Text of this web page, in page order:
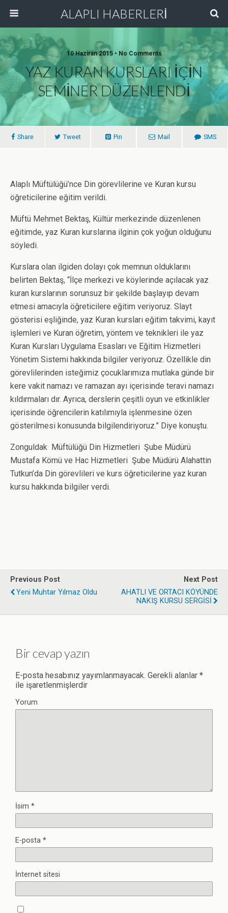
ALAPLI HABERLERİ
10 Haziran 2015 • No Comments
YAZ KURAN KURSLARI İÇİN
SEMİNER DÜZENLENDİ
Share Tweet Pin Mail SMS
Alaplı Müftülüğü’nce Din görevlilerine ve Kuran kursu
öğreticilerine eğitim verildi.
Müftü Mehmet Bektaş, Kültür merkezinde düzenlenen
eğitimde, yaz Kuran kurslarına ilginin çok yoğun olduğunu
söyledi.
Kurslara olan ilgiden dolayı çok memnun olduklarını
belirten Bektaş, “İlçe merkezi ve köylerinde açılacak yaz
kuran kurslarının sorunsuz bir şekilde başlayıp devam
etmesi amacıyla öğreticilere eğitim veriyoruz. Slayt
gösterisi eşliğinde, yaz Kuran kursları eğitim takvimi, kayıt
işlemleri ve Kuran öğretim, yöntem ve teknikleri ile yaz
Kuran Kursları Uygulama Esasları ve Eğitim Hizmetleri
Yönetim Sistemi hakkında bilgiler veriyoruz. Özellikle din
görevlilerinden isteğimiz çocuklarımıza mutlaka günde bir
kere vakit namazı ve ramazan ayı içerisinde teravi namazı
kıldırmaları dır. Ayrıca, derslerin çeşitli oyun ve etkinlikler
içerisinde öğrencilerin katılımıyla işlenmesine özen
gösterilmesi konusunda bilgilendiriyoruz.” Diye konuştu.
Zonguldak Müftülüğü Din Hizmetleri Şube Müdürü
Mustafa Kömü ve Hac Hizmetleri Şube Müdürü Alahattin
Tutkun’da Din görevlileri ve kurs öğreticilerine yaz kuran
kursu hakkında bilgiler verdi.
Previous Post
Yeni Muhtar Yılmaz Oldu
Next Post
AHATLI VE ORTACI KÖYÜNDE
NAKIŞ KURSU SERGİSİ
Bir cevap yazın
E-posta hesabınız yayımlanmayacak. Gerekli alanlar *
ile işaretlenmişlerdir
Yorum
İsim *
E-posta *
İnternet sitesi